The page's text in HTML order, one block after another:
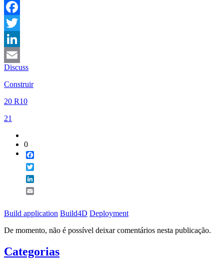
Facebook
Twitter
LinkedIn
Email
Discuss
Construir
20 R10
21
0
Build application Build4D Deployment
De momento, não é possível deixar comentários nesta publicação.
Categorias